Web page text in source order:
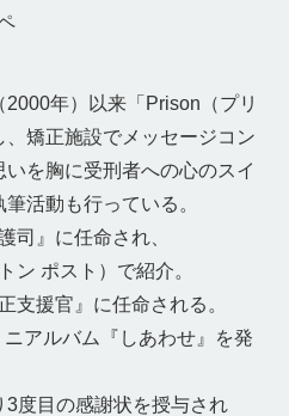
年）以来「Prison（プリ
矯正施設でメッセージコン
を胸に受刑者への心のスイ
活動も行っている。
司』に任命され、
ン ポスト）で紹介。
支援官』に任命される。
アルバム『しあわせ』を発
度目の感謝状を授与され